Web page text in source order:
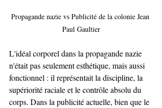
Propagande nazie vs Publicité de la colonie Jean
Paul Gaultier
L'idéal corporel dans la propagande nazie
n'était pas seulement esthétique, mais aussi
fonctionnel : il représentait la discipline, la
supériorité raciale et le contrôle absolu du
corps. Dans la publicité actuelle, bien que le